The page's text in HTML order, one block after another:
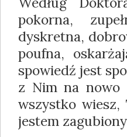
pokorna,
dyskretna,
poufna,
spowiedź jest
z Nim na nowo
wszystko wiesz,
jestem